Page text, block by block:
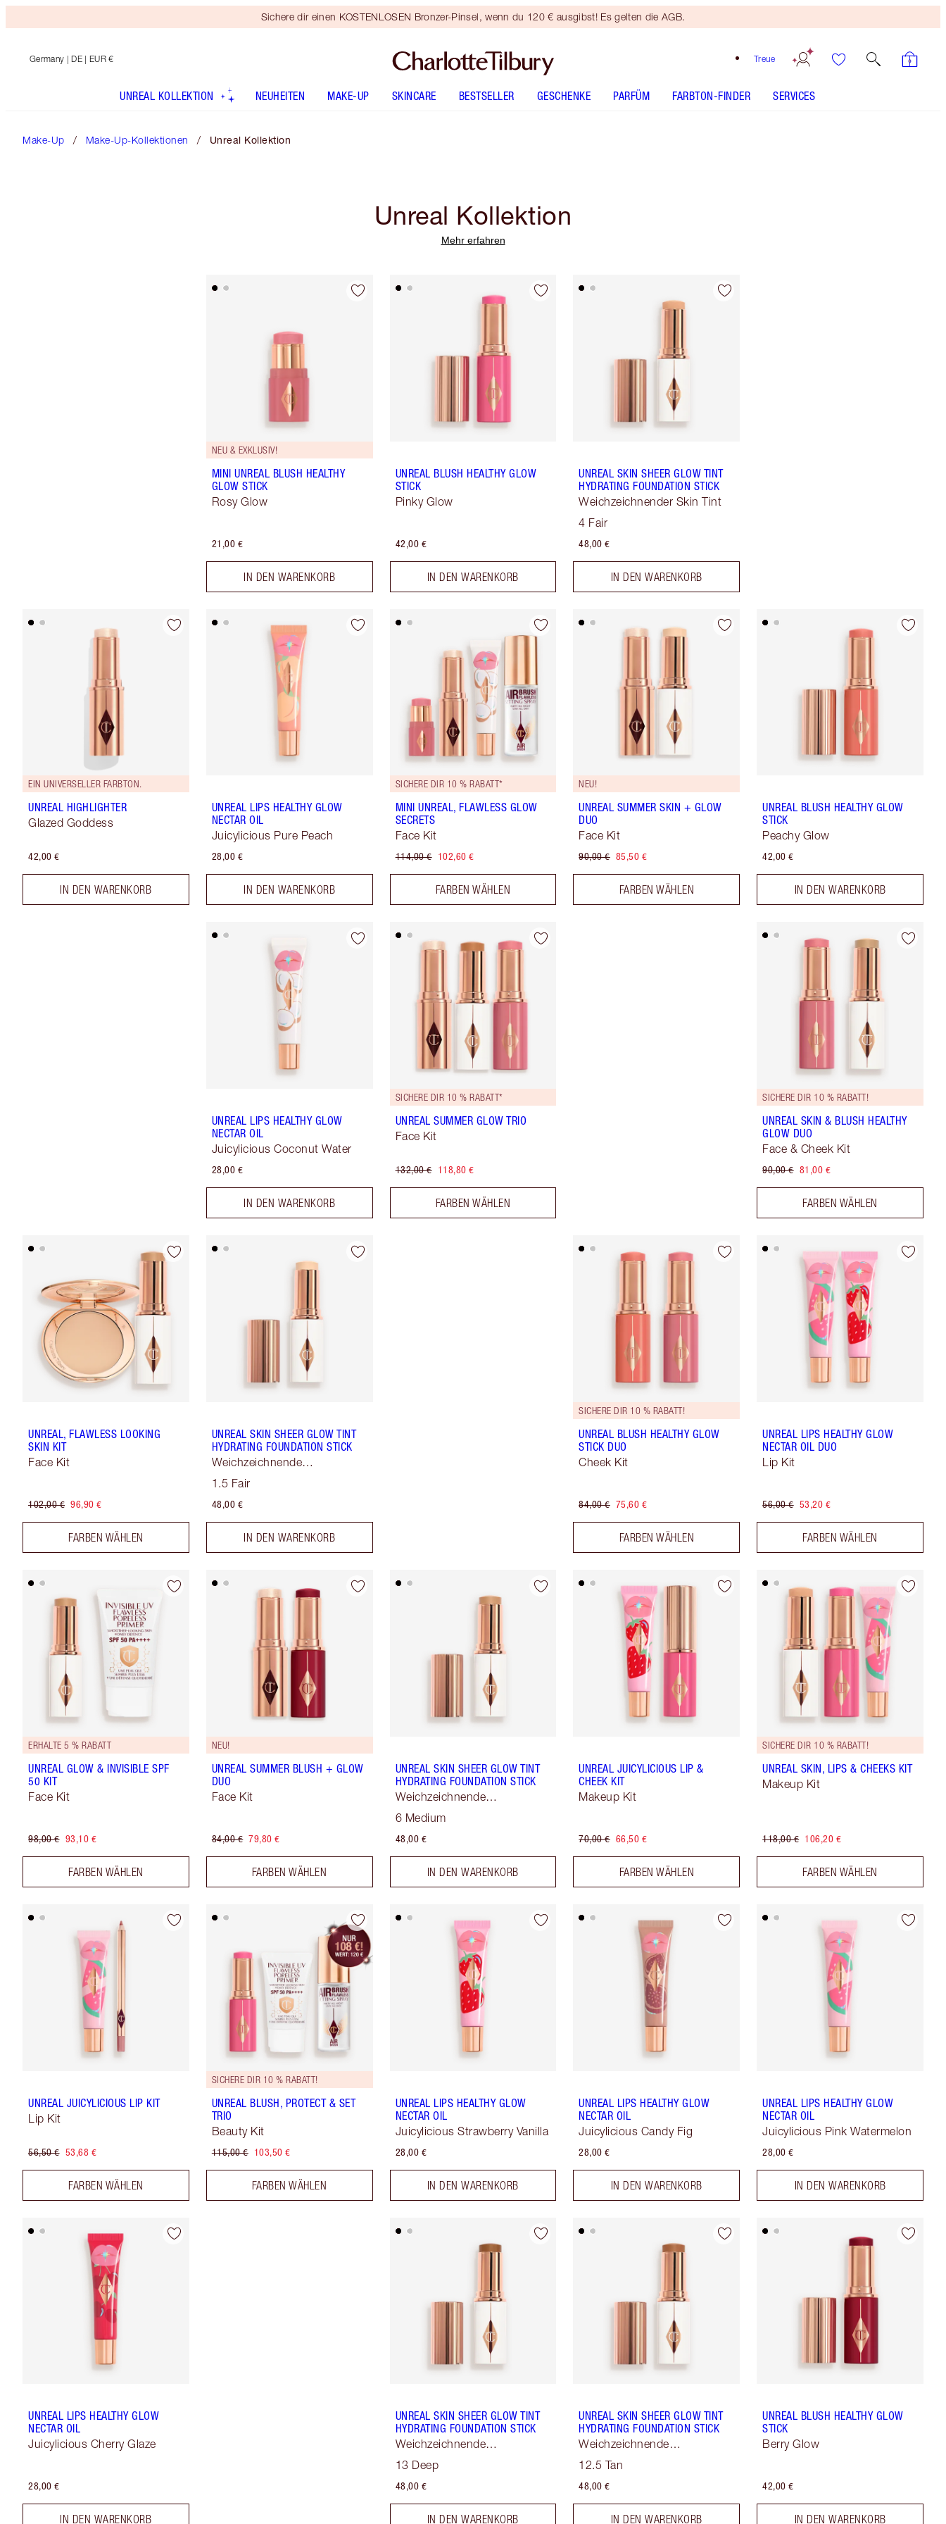
Sichere dir einen KOSTENLOSEN Bronzer-Pinsel, wenn du 120 € ausgibst! Es gelten die AGB.
Treue
Germany | DE | EUR €
UNREAL KOLLEKTION NEUHEITEN MAKE-UP SKINCARE BESTSELLER GESCHENKE PARFÜM FARBTON-FINDER SERVICES
Make-Up Make-Up-Kollektionen Unreal Kollektion
Unreal Kollektion
Mehr erfahren
NEU & EXKLUSIV!
MINI UNREAL BLUSH HEALTHY
GLOW STICK
Rosy Glow
21,00 €
IN DEN WARENKORB
UNREAL BLUSH HEALTHY GLOW
STICK
Pinky Glow
42,00 €
IN DEN WARENKORB
UNREAL SKIN SHEER GLOW TINT
HYDRATING FOUNDATION STICK
Weichzeichnender Skin Tint
4 Fair
48,00 €
IN DEN WARENKORB
EIN UNIVERSELLER FARBTON.
UNREAL HIGHLIGHTER
Glazed Goddess
42,00 €
IN DEN WARENKORB
UNREAL LIPS HEALTHY GLOW
NECTAR OIL
Juicylicious Pure Peach
28,00 €
IN DEN WARENKORB
SICHERE DIR 10 % RABATT*
MINI UNREAL, FLAWLESS GLOW
SECRETS
Face Kit
114,00 € 102,60 €
FARBEN WÄHLEN
NEU!
UNREAL SUMMER SKIN + GLOW
DUO
Face Kit
90,00 € 85,50 €
FARBEN WÄHLEN
UNREAL BLUSH HEALTHY GLOW
STICK
Peachy Glow
42,00 €
IN DEN WARENKORB
UNREAL LIPS HEALTHY GLOW
NECTAR OIL
Juicylicious Coconut Water
28,00 €
IN DEN WARENKORB
SICHERE DIR 10 % RABATT*
UNREAL SUMMER GLOW TRIO
Face Kit
132,00 € 118,80 €
FARBEN WÄHLEN
SICHERE DIR 10 % RABATT!
UNREAL SKIN & BLUSH HEALTHY
GLOW DUO
Face & Cheek Kit
90,00 € 81,00 €
FARBEN WÄHLEN
UNREAL, FLAWLESS LOOKING
SKIN KIT
Face Kit
102,00 € 96,90 €
FARBEN WÄHLEN
UNREAL SKIN SHEER GLOW TINT
HYDRATING FOUNDATION STICK
Weichzeichnende
1.5 Fair
48,00 €
IN DEN WARENKORB
SICHERE DIR 10 % RABATT!
UNREAL BLUSH HEALTHY GLOW
STICK DUO
Cheek Kit
84,00 € 75,60 €
FARBEN WÄHLEN
UNREAL LIPS HEALTHY GLOW
NECTAR OIL DUO
Lip Kit
56,00 € 53,20 €
FARBEN WÄHLEN
ERHALTE 5 % RABATT
UNREAL GLOW & INVISIBLE SPF
50 KIT
Face Kit
98,00 € 93,10 €
FARBEN WÄHLEN
NEU!
UNREAL SUMMER BLUSH + GLOW
DUO
Face Kit
84,00 € 79,80 €
FARBEN WÄHLEN
UNREAL SKIN SHEER GLOW TINT
HYDRATING FOUNDATION STICK
Weichzeichnende
6 Medium
48,00 €
IN DEN WARENKORB
UNREAL JUICYLICIOUS LIP &
CHEEK KIT
Makeup Kit
70,00 € 66,50 €
FARBEN WÄHLEN
SICHERE DIR 10 % RABATT!
UNREAL SKIN, LIPS & CHEEKS KIT
Makeup Kit
118,00 € 106,20 €
FARBEN WÄHLEN
UNREAL JUICYLICIOUS LIP KIT
Lip Kit
56,50 € 53,68 €
FARBEN WÄHLEN
SICHERE DIR 10 % RABATT!
UNREAL BLUSH, PROTECT & SET
TRIO
Beauty Kit
115,00 € 103,50 €
FARBEN WÄHLEN
UNREAL LIPS HEALTHY GLOW
NECTAR OIL
Juicylicious Strawberry Vanilla
28,00 €
IN DEN WARENKORB
UNREAL LIPS HEALTHY GLOW
NECTAR OIL
Juicylicious Candy Fig
28,00 €
IN DEN WARENKORB
UNREAL LIPS HEALTHY GLOW
NECTAR OIL
Juicylicious Pink Watermelon
28,00 €
IN DEN WARENKORB
UNREAL LIPS HEALTHY GLOW
NECTAR OIL
Juicylicious Cherry Glaze
28,00 €
IN DEN WARENKORB
UNREAL SKIN SHEER GLOW TINT
HYDRATING FOUNDATION STICK
Weichzeichnende
13 Deep
48,00 €
IN DEN WARENKORB
UNREAL SKIN SHEER GLOW TINT
HYDRATING FOUNDATION STICK
Weichzeichnende
12.5 Tan
48,00 €
IN DEN WARENKORB
UNREAL BLUSH HEALTHY GLOW
STICK
Berry Glow
42,00 €
IN DEN WARENKORB